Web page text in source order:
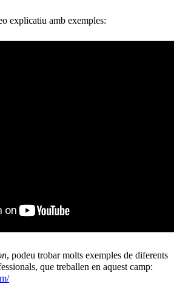
explicatiu amb exemples:
, podeu trobar molts exemples de diferents
que treballen en aquest camp: